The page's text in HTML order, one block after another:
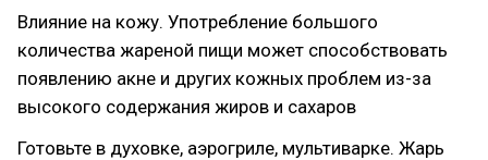
Влияние на кожу. Употребление большого
количества жареной пищи может способствовать
появлению акне и других кожных проблем из-за
высокого содержания жиров и сахаров
Готовьте в духовке, аэрогриле, мультиварке. Жарь